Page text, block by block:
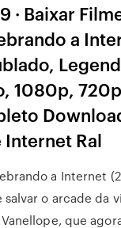
· Baixar
a
1080p,
Internet Ral
a Internet
salvar o arcade da
que